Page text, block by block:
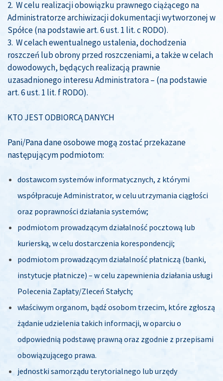
2. W celu realizacji obowiązku prawnego ciążącego na
Administratorze archiwizacji dokumentacji wytworzonej w
Spółce (na podstawie art. 6 ust. 1 lit. c RODO).
3. W celach ewentualnego ustalenia, dochodzenia
roszczeń lub obrony przed roszczeniami, a także w celach
dowodowych, będących realizacją prawnie
uzasadnionego interesu Administratora – (na podstawie
art. 6 ust. 1 lit. f RODO).
KTO JEST ODBIORCĄ DANYCH
Pani/Pana dane osobowe mogą zostać przekazane
następującym podmiotom:
dostawcom systemów informatycznych, z którymi
współpracuje Administrator, w celu utrzymania ciągłości
oraz poprawności działania systemów;
podmiotom prowadzącym działalność pocztową lub
kurierską, w celu dostarczenia korespondencji;
podmiotom prowadzącym działalność płatniczą (banki,
instytucje płatnicze) – w celu zapewnienia działania usługi
Polecenia Zapłaty/Zleceń Stałych;
właściwym organom, bądź osobom trzecim, które zgłoszą
żądanie udzielenia takich informacji, w oparciu o
odpowiednią podstawę prawną oraz zgodnie z przepisami
obowiązującego prawa.
jednostki samorządu terytorialnego lub urzędy